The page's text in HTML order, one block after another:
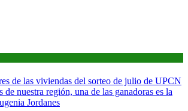
de las viviendas del sorteo de julio de UPCN
de nuestra región, una de las ganadoras es la
Jordanes